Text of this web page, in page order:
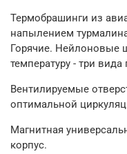
Термобрашинги из
напылением
Горячие.
температуру - три вида
Вентилируемые
оптимальной
Магнитная
корпус.